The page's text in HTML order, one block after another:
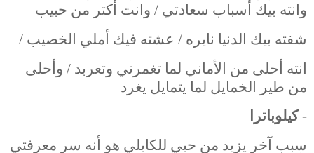
وانته بيك أسباب سعادتي / وانت أكتر من حبيب
شفته بيك الدنيا نايره / عشته فيك أملي الخصيب /
انته أحلى من الأماني لما تغمرني وتعربد / وأحلى
من طير الخمايل لما يتمايل يغرد
-كيلوباترا
سبب آخر يزيد من حبي للكابلي هو أنه سر معرفتي